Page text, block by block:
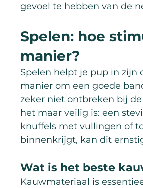
gevoel te hebben van de
Spelen: hoe
manier?
Spelen helpt je pup in zijn
manier om een goede
zeker niet ontbreken bij
het maar veilig is: een
knuffels met vullingen of
binnenkrijgt, kan dit
Wat is het beste
Kauwmateriaal is